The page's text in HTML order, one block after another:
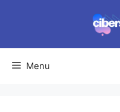
conteúdo
Menu